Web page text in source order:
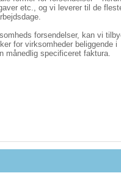
etc., og vi leverer til de
forsendelser, kan vi
for virksomheder beliggende i
månedlig specificeret faktura.